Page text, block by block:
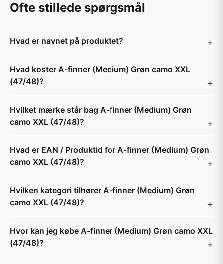
Ofte stillede spørgsmål
Hvad er navnet på produktet?
Hvad koster A-finner (Medium) Grøn camo XXL
(47/48)?
Hvilket mærke står bag A-finner (Medium) Grøn
camo XXL (47/48)?
Hvad er EAN / Produktid for A-finner (Medium) Grøn
camo XXL (47/48)?
Hvilken kategori tilhører A-finner (Medium) Grøn
camo XXL (47/48)?
Hvor kan jeg købe A-finner (Medium) Grøn camo XXL
(47/48)?